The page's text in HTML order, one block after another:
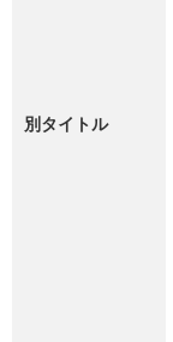
別タイトル